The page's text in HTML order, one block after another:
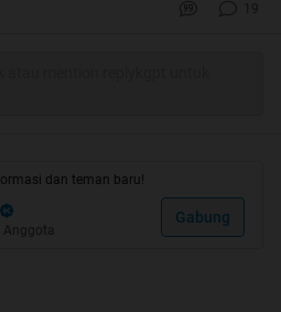
dan teman baru!
Anggota
Gabung